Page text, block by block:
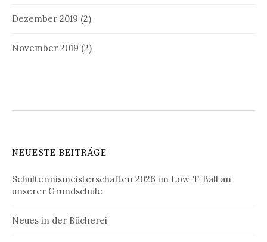
Dezember 2019 (2)
November 2019 (2)
NEUESTE BEITRÄGE
Schultennismeisterschaften 2026 im Low-T-Ball an
unserer Grundschule
Neues in der Bücherei